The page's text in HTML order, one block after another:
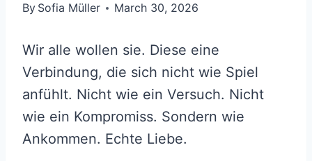
By Sofia Müller March 30, 2026
Wir alle wollen sie. Diese eine
Verbindung, die sich nicht wie Spiel
anfühlt. Nicht wie ein Versuch. Nicht
wie ein Kompromiss. Sondern wie
Ankommen. Echte Liebe.